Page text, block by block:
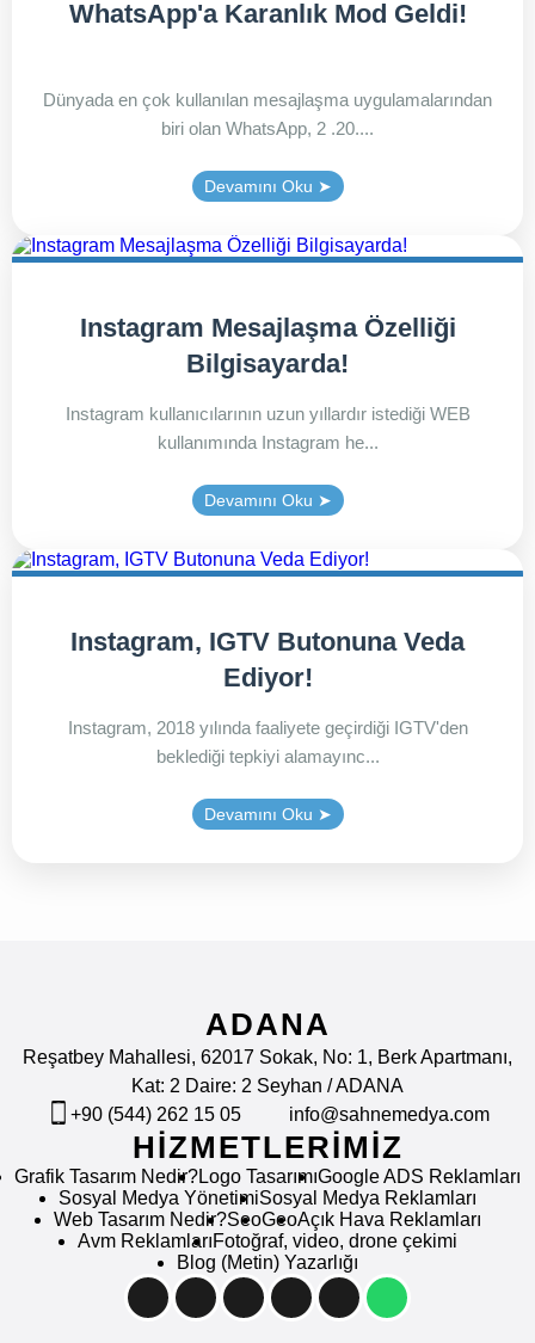
WhatsApp'a Karanlık Mod Geldi!
Dünyada en çok kullanılan mesajlaşma uygulamalarından
biri olan WhatsApp, 2 .20....
Devamını Oku ➤
Instagram Mesajlaşma Özelliği
Bilgisayarda!
Instagram kullanıcılarının uzun yıllardır istediği WEB
kullanımında Instagram he...
Devamını Oku ➤
Instagram, IGTV Butonuna Veda
Ediyor!
Instagram, 2018 yılında faaliyete geçirdiği IGTV'den
beklediği tepkiyi alamayınc...
Devamını Oku ➤
ADANA
Reşatbey Mahallesi, 62017 Sokak, No: 1, Berk Apartmanı,
Kat: 2 Daire: 2 Seyhan / ADANA
+90 (544) 262 15 05
info@sahnemedya.com
HİZMETLERİMİZ
Grafik Tasarım Nedir?Logo TasarımıGoogle ADS Reklamları
Sosyal Medya YönetimiSosyal Medya Reklamları
Web Tasarım Nedir?SeoGeoAçık Hava Reklamları
Avm ReklamlarıFotoğraf, video, drone çekimi
Blog (Metin) Yazarlığı